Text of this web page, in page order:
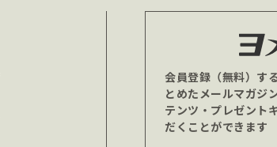
会員登録（無料）す
とめたメールマガジ
テンツ・プレゼント
だくことができます